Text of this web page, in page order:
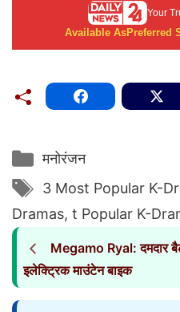
Your
Available AsPreferred
Categories
मनोरंजन
Tags
3 Most Popular K-
Dramas, t Popular K-
Megamo Ryal: दमदार
इलेक्ट्रिक माउंटेन बाइक